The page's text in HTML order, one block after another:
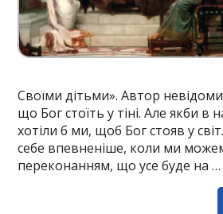
Своїми дітьми». Автор
що Бог стоїть у тіні. Але якби в
хотіли б ми, щоб Бог стояв у
себе впевненіше, коли ми
переконанням, що усе буде на …